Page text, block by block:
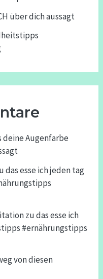
über dich aussagt
deine Augenfarbe
das esse ich jeden tag
zudas esse ich
#ernährungstipps
von diesen